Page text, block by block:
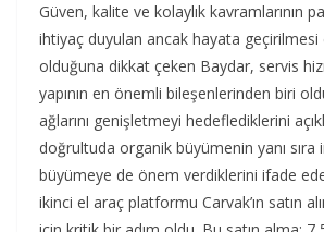
Güven, kalite ve kolaylık kavramlarının
ihtiyaç duyulan ancak hayata geçirilmesi
olduğuna dikkat çeken Baydar, servis
yapının en önemli bileşenlerinden biri
ağlarını genişletmeyi hedeflediklerini
doğrultuda organik büyümenin yanı sıra
büyümeye de önem verdiklerini ifade
ikinci el araç platformu Carvak’ın satın